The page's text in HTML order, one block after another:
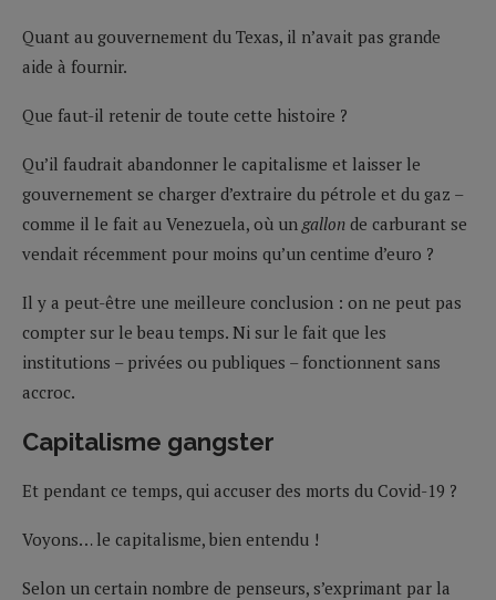
Quant au gouvernement du Texas, il n’avait pas grande
aide à fournir.
Que faut-il retenir de toute cette histoire ?
Qu’il faudrait abandonner le capitalisme et laisser le
gouvernement se charger d’extraire du pétrole et du gaz –
comme il le fait au Venezuela, où un gallon de carburant se
vendait récemment pour moins qu’un centime d’euro ?
Il y a peut-être une meilleure conclusion : on ne peut pas
compter sur le beau temps. Ni sur le fait que les
institutions – privées ou publiques – fonctionnent sans
accroc.
Capitalisme gangster
Et pendant ce temps, qui accuser des morts du Covid-19 ?
Voyons… le capitalisme, bien entendu !
Selon un certain nombre de penseurs, s’exprimant par la